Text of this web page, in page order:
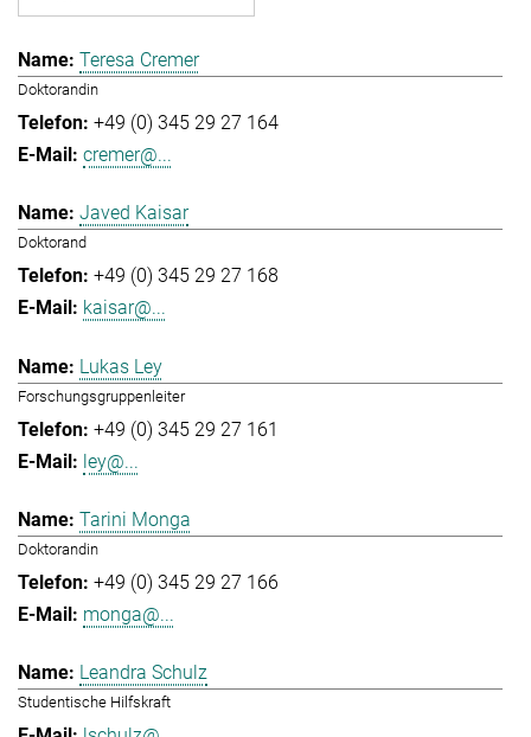
Teresa Cremer
Doktorandin
+49 (0) 345 29 27 164
cremer@...
Javed Kaisar
Doktorand
+49 (0) 345 29 27 168
kaisar@...
Lukas Ley
Forschungsgruppenleiter
+49 (0) 345 29 27 161
ley@...
Tarini Monga
Doktorandin
+49 (0) 345 29 27 166
monga@...
Leandra Schulz
Studentische Hilfskraft